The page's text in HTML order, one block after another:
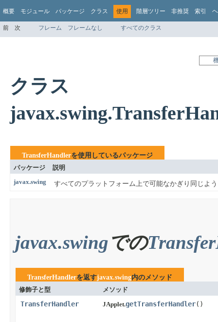
概要 モジュール パッケージ クラス 使用 階層ツリー 非推奨 索引
前 次 フレーム フレームなし すべてのクラス
クラス
TransferHandlerを使用しているパッケージ
パッケージ
説明
javax.swing
すべてのプラットフォーム上で可能なかぎり同じよ
javax.swingでの
TransferHandlerを返すjavax.swing内のメソッド
修飾子と型
メソッド
TransferHandler JApplet.getTransferHandler​()